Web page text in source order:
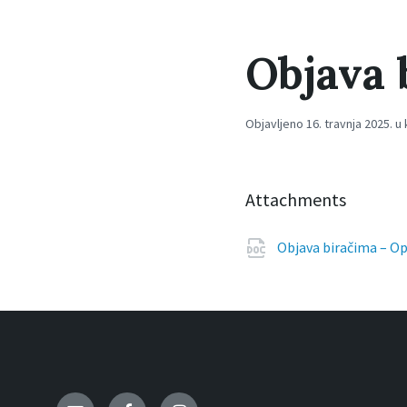
Objava
Objavljeno 16. travnja 2025.
Attachments
Objava biračima –